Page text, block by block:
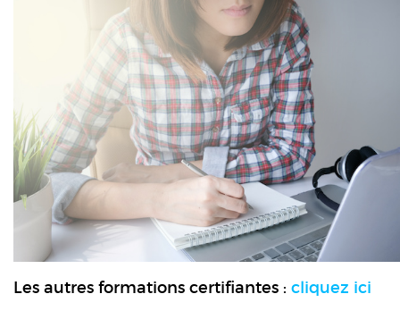
Les autres formations certifiantes : cliquez ici